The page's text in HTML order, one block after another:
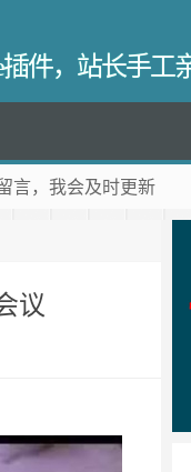
插件，站长手工
言，我会及时更新
议